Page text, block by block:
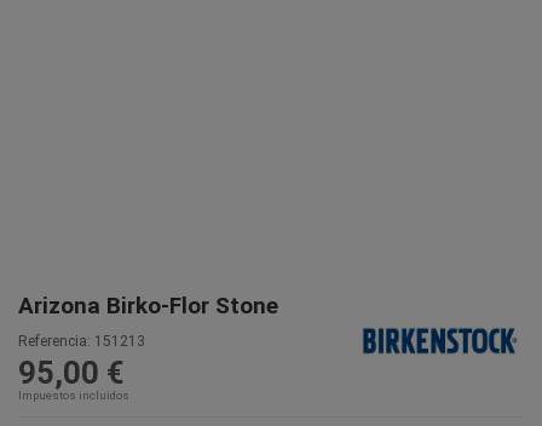
Arizona Birko-Flor Stone
Referencia: 151213
95,00 €
Impuestos incluidos